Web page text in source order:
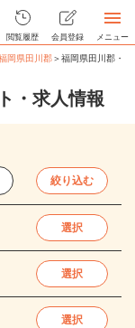
閲覧履歴 会員登録 メニュー
岡県田川郡＞福岡県田川郡・
・求人情報
絞り込む
選択
選択
選択